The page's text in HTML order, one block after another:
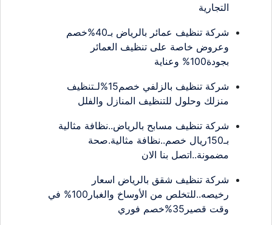
التجارية
شركة تنظيف عمائر بالرياض بـ40%خصم
وعروض خاصة على تنظيف العمائر
بجودة100% وعناية
شركة تنظيف بالزلفي خصم15%لـتنظيف
منزلك وحلول للتنظيف المنازل والفلل
شركة تنظيف مسابح بالرياض..نظافة مثالية
بـ150ريال خصم..نظافة مثالية.صحة
مضمونة..اتصل بنا الان
شركة تنظيف شقق بالرياض اسعار
رخيصه..للتخلص من الأوساخ والغبار100% في
وقت قصير35%خصم فوري